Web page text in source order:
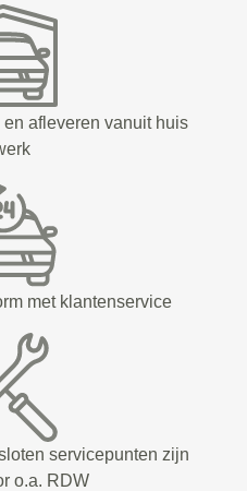
afleveren vanuit huis
met klantenservice
servicepunten zijn
o.a. RDW